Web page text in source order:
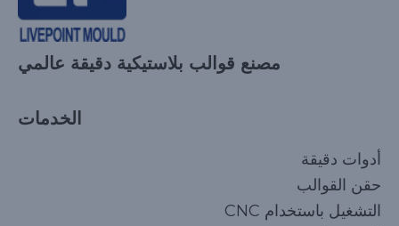
مصنع قوالب بلاستيكية دقيقة عالمي
الخدمات
أدوات دقيقة
حقن القوالب
التشغيل باستخدام CNC